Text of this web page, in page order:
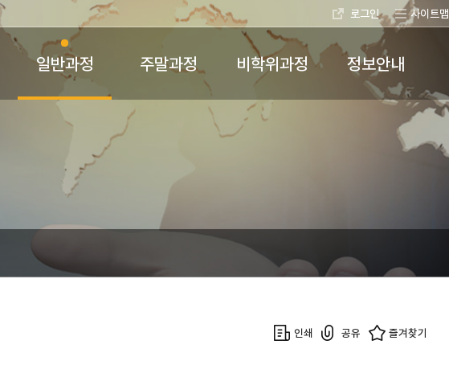
로그인 사이트맵
일반과정 주말과정 비학위과정 정보안내
인쇄 공유 즐겨찾기